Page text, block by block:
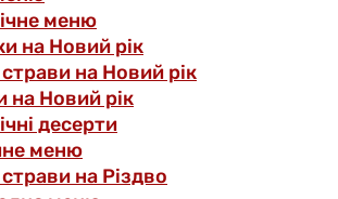
меню
на Новий рік
страви на Новий рік
на Новий рік
десерти
меню
страви на Різдво